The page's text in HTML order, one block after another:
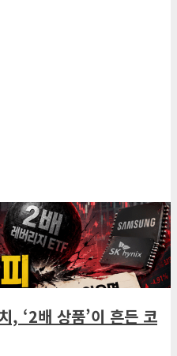
, ‘2배 상품’이 흔든 코